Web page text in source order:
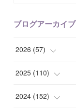
ブログアーカイブ
2026 (57)
( 1)
(10)
2025 (110)
(10)
2024 (152)